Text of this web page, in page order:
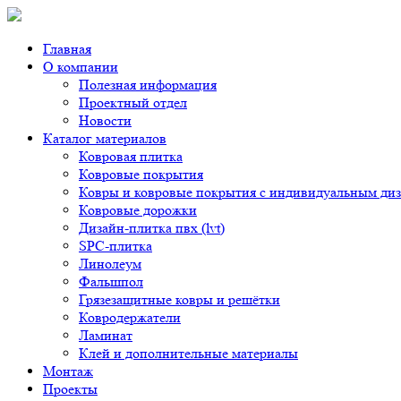
Главная
О компании
Полезная информация
Проектный отдел
Новости
Каталог материалов
Ковровая плитка
Ковровые покрытия
Ковры и ковровые покрытия с индивидуальным
Ковровые дорожки
Дизайн-плитка пвх (lvt)
SPC-плитка
Линолеум
Фальшпол
Грязезащитные ковры и решётки
Ковродержатели
Ламинат
Клей и дополнительные материалы
Монтаж
Проекты